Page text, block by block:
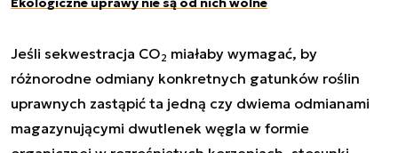
Jeśli sekwestracja CO2 miałaby wymagać, by
różnorodne odmiany konkretnych gatunków roślin
uprawnych zastąpić ta jedną czy dwiema odmianami
magazynującymi dwutlenek węgla w formie